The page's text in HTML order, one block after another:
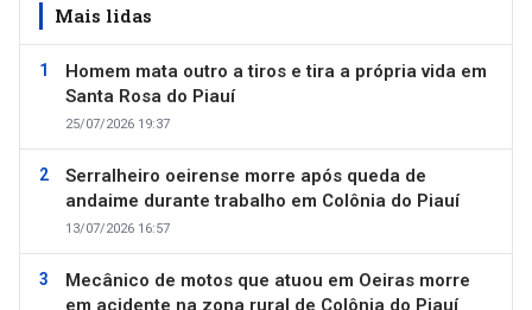
Mais lidas
Homem mata outro a tiros e tira a própria vida em
Santa Rosa do Piauí
25/07/2026 19:37
Serralheiro oeirense morre após queda de
andaime durante trabalho em Colônia do Piauí
13/07/2026 16:57
Mecânico de motos que atuou em Oeiras morre
em acidente na zona rural de Colônia do Piauí